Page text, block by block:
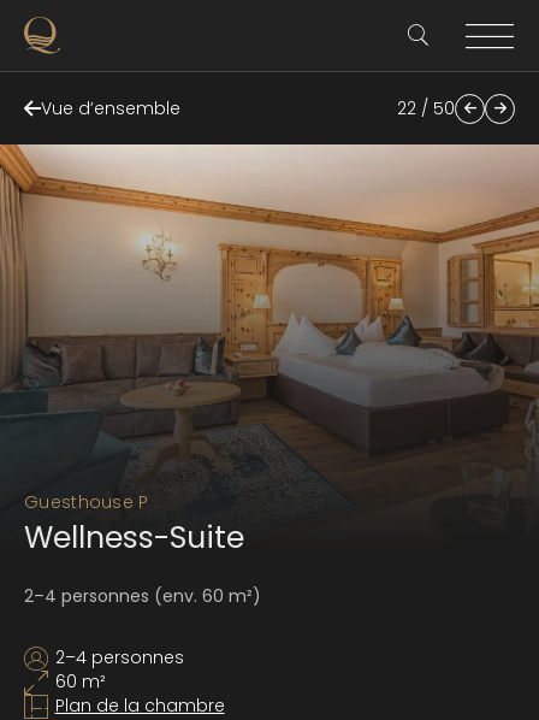
Vue d’ensemble 22 / 50
Guesthouse P
Wellness-Suite
2–4 personnes (env. 60 m²)
2–4 personnes
60 m²
Plan de la chambre